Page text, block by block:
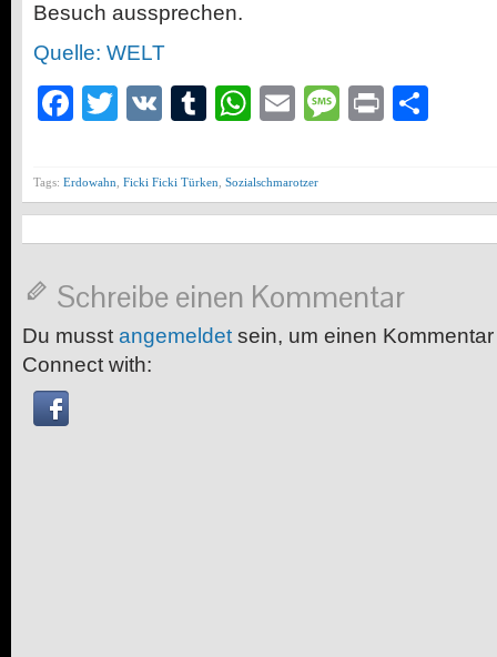
Besuch aussprechen.
Quelle: WELT
Facebook
Twitter
VK Tumblr
WhatsApp
EmailMessage
Print
Tags: Erdowahn Ficki Ficki Türken Sozialschmarotzer
Schreibe einen Kommentar
Du musst angemeldet sein, um einen
Connect with: